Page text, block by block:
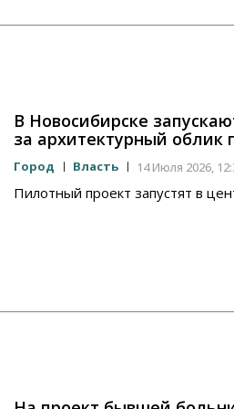
В Новосибирске
за архитектурный облик
Город Власть 14 Июля 2026,
Пилотный проект запустят в